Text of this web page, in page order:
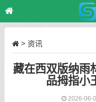
> 资讯
藏在西双版纳雨
品拇指小
2026-06-